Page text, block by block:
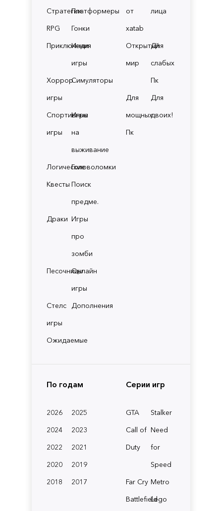
СтратегииПлатформеры
RPG
Гонки
Приключения
Инди
игры
Хоррор
игры
Симуляторы
Спортивные
игры
Игры
на
выживание
ЛогическиеГоловоломки
Квесты Поиск
предме.
Драки Игры
про
зомби
ПесочницыОнлайн
игры
Стелс
игры
Дополнения
Ожидаемые
от
xatab
лица
Открытый
мир
Для
слабых
Пк
Для
мощных
Пк
Для
двоих!
По годам
2026
2025
2024
2023
2022
2021
2020
2019
2018
2017
Серии игр
GTA
Stalker
Call of
Duty
Need
for
Speed
Far Cry Metro
BattlefieldLego